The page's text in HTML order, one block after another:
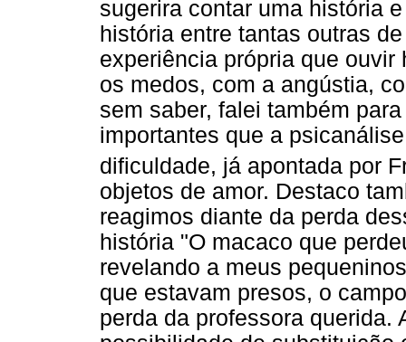
sugerira contar uma história
história entre tantas outras
experiência própria que
os medos, com a angústia,
sem saber, falei também
importantes que a
dificuldade, já apontada por
objetos de amor. Destaco
reagimos diante da perda
história "O macaco que
revelando a meus
que estavam presos, o
perda da professora querida.